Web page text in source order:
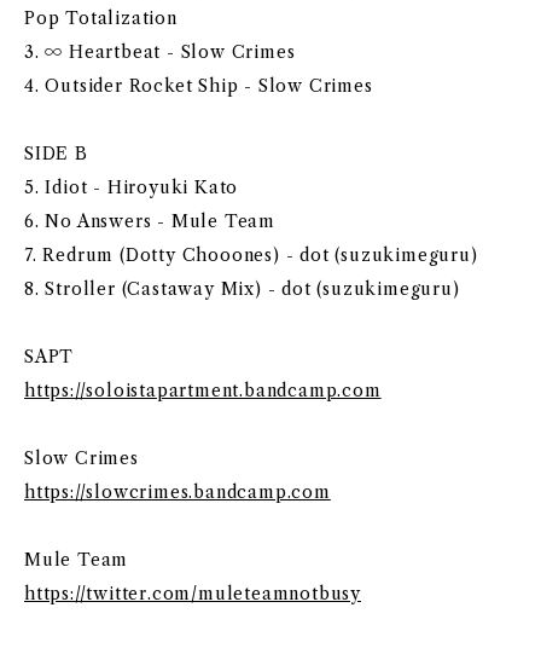
Pop Totalization
3. ∞ Heartbeat - Slow Crimes
4. Outsider Rocket Ship - Slow Crimes
SIDE B
5. Idiot - Hiroyuki Kato
6. No Answers - Mule Team
7. Redrum (Dotty Chooones) - dot (suzukimeguru)
8. Stroller (Castaway Mix) - dot (suzukimeguru)
SAPT
https://soloistapartment.bandcamp.com
Slow Crimes
https://slowcrimes.bandcamp.com
Mule Team
https://twitter.com/muleteamnotbusy